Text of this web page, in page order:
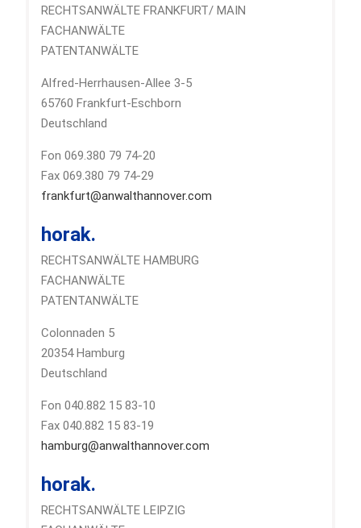
RECHTSANWÄLTE FRANKFURT/ MAIN
FACHANWÄLTE
PATENTANWÄLTE
Alfred-Herrhausen-Allee 3-5
65760 Frankfurt-Eschborn
Deutschland
Fon 069.380 79 74-20
Fax 069.380 79 74-29
frankfurt@anwalthannover.com
horak.
RECHTSANWÄLTE HAMBURG
FACHANWÄLTE
PATENTANWÄLTE
Colonnaden 5
20354 Hamburg
Deutschland
Fon 040.882 15 83-10
Fax 040.882 15 83-19
hamburg@anwalthannover.com
horak.
RECHTSANWÄLTE LEIPZIG